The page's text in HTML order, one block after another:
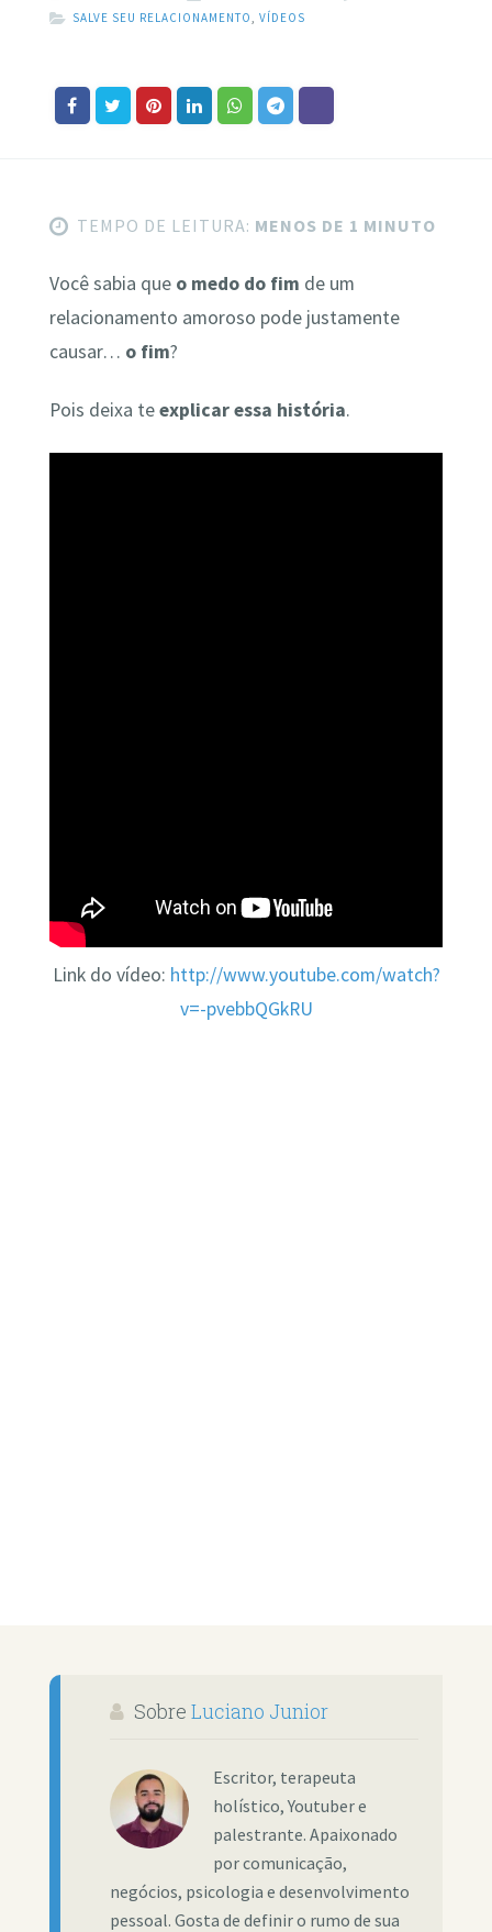
SALVE SEU RELACIONAMENTO
VÍDEOS
TEMPO DE LEITURA: MENOS DE 1 MINUTO
Você sabia que o medo do fim de um
relacionamento amoroso pode justamente
causar… o fim?
Pois deixa teexplicar essa história.
Link do vídeo: http://www.youtube.com/watch?
v=-pvebbQGkRU
Sobre Luciano Junior
Escritor, terapeuta
holístico, Youtuber e
palestrante. Apaixonado
por comunicação,
negócios, psicologia e desenvolvimento
pessoal. Gosta de definir o rumo de sua